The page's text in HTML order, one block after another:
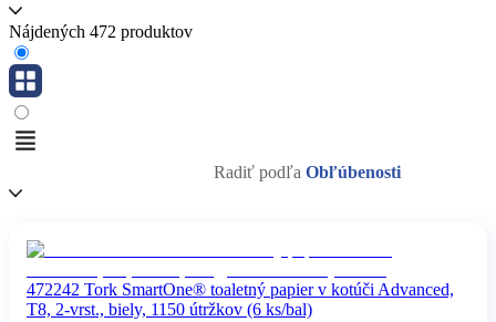
Nájdených 472 produktov
Radiť podľa Obľúbenosti
472242 Tork SmartOne® toaletný papier v kotúči Advanced,
T8, 2-vrst., biely, 1150 útržkov (6 ks/bal)